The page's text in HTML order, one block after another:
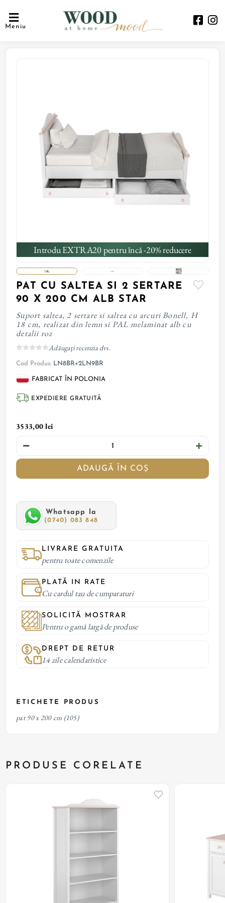
Meniu
Introdu EXTRA20 pentru încă -20% reducere
PAT CU SALTEA SI 2 SERTARE
90 X 200 CM ALB STAR
Suport saltea, 2 sertare si saltea cu arcuri Bonell, H
18 cm, realizat din lemn si PAL melaminat alb cu
detalii roz
Adăugați recenzia dvs.
Cod Produs: LN8BR+2LN9BR
FABRICAT ÎN POLONIA
EXPEDIERE GRATUITĂ
3533,00 lei
ADAUGĂ ÎN COȘ
Whatsapp la
(0740) 083 848
LIVRARE GRATUITA
pentru toate comenzile
PLATĂ IN RATE
Cu cardul tau de cumparaturi
SOLICITĂ MOSTRAR
Pentru o gamă largă de produse
DREPT DE RETUR
14 zile calendaristice
ETICHETE PRODUS
pat 90 x 200 cm (105)
PRODUSE CORELATE